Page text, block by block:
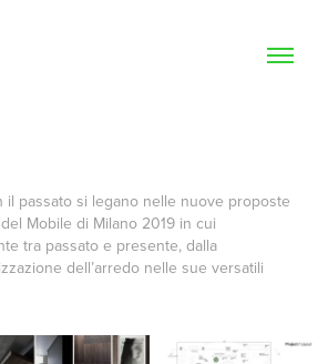
il passato si legano nelle nuove proposte
Mobile di Milano 2019 in cui
tra passato e presente, dalla
dell’arredo nelle sue versatili